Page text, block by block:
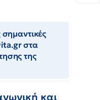
στα
της
και